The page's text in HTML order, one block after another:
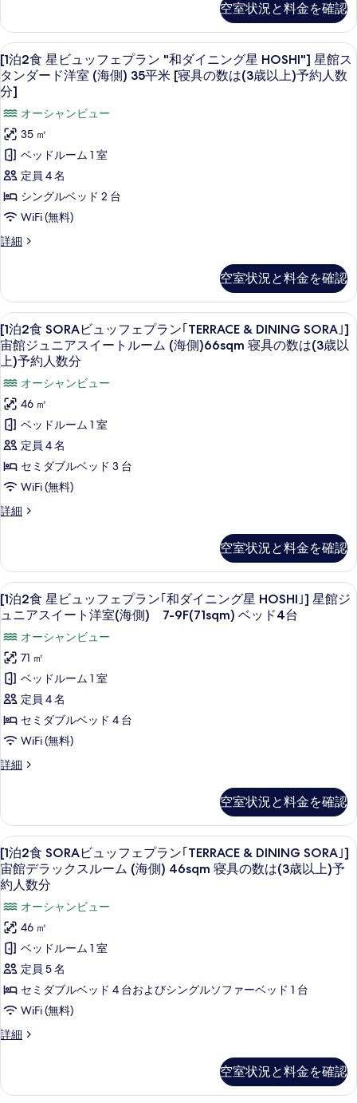
ン
｢和
ダ
イ
ニ
ン
グ
星
HOSHI｣]
星
館
ス
ン
ダ
ー
ド
洋
室
(山
側)
（35sqm）
※
具
数
は
(3
歳
以
上)
予
約
人
数
分
べ
て
の
写
真
を
表
示
す
る
星
ビ
ュ
ッ
フ
ェ
プ
ラ
ン
｢和
ダ
ニ
ン
星
ス
タ
ン
ダ
ー
洋
室
(山
側)
（35sqm）
※
寝
具
の
数
歳
以
上)
予
約
人
数
分
の
詳
細
空室状況と料金を確認
[1
泊
2
食
星
ビ
ュ
ッ
フ
ェ
ン
"和
ダ
イ
ニ
ン
グ
星
HOSHI"]
星
館
ス
ン
ダ
ー
ド
洋
室
(海
側)
35
平
米
の
数
は
(3
歳
以
上)
予
約
人
数
す
12
[1泊2食 星ビュッフェプラン "和ダイニング星 HOSHI"] 星館ス
タンダード洋室 (海側) 35平米 [寝具の数は(3歳以上)予約人数
分]
オーシャンビュー
35 ㎡
ベッドルーム 1 室
定員 4 名
シングルベッド 2 台
WiFi (無料)
詳細
[1
星
ビ
ュ
ッ
フ
ェ
プ
ラ
ン
"和
ダ
ニ
ン
星
ス
タ
ン
ダ
ド
洋
室
(海
側)
35
平
米
[寝
具
は
(3
歳
以
上)
予
約
人
数
分]
の
詳
細
空室状況と料金を確認
[1
泊
2
食
SORA
ビ
ュ
ッ
フ
ェ
プ
ン
｢TERRACE
&
DINING
SORA｣]
宙
館
ジ
ュ
ニ
ア
ー
ト
ル
ー
ム
(海
側)66sqm
寝
具
の
数
歳
13
[1泊2食 SORAビュッフェプラン｢TERRACE & DINING SORA｣]
宙館ジュニアスイートルーム (海側)66sqm 寝具の数は(3歳以
上)予約人数分
オーシャンビュー
46 ㎡
ベッドルーム 1 室
定員 4 名
セミダブルベッド 3 台
WiFi (無料)
詳細
[1
SORA
ビ
ュ
ッ
フ
ェ
プ
ラ
ン
｢TERRACE
DINING
SORA｣]
館
ア
ス
イ
ー
ト
ー
ム
(海
側)66sqm
寝
具
の
数
は
(3
上)
予
空室状況と料金を確認
[1
泊
2
食
星
ビ
ュ
ッ
ェ
ラ
ン
｢和
ダ
イ
ニ
ン
グ
星
HOSHI｣]
星
館
ュ
セーフティボックス (室内)、遮光カ
11
[1泊2食 星ビュッフェプラン｢和ダイニング星 HOSHI｣] 星館ジ
ュニアスイート洋室(海側) 7-9F(71sqm) ベッド4台
オーシャンビュー
71 ㎡
ベッドルーム 1 室
定員 4 名
セミダブルベッド 4 台
WiFi (無料)
詳細
[1
星
ビ
ュ
ッ
フ
ェ
プ
ラ
ン
｢和
ダ
ニ
ン
星
ジ
空室状況と料金を確認
[1
泊
2
食
SORA
ビ
ュ
ッ
フ
ェ
プ
ン
セーフティボックス (室内)、遮光カ
15
[1泊2食 SORAビュッフェプラン｢TERRACE & DINING SORA｣]
宙館デラックスルーム (海側) 46sqm 寝具の数は(3歳以上)予
約人数分
オーシャンビュー
46 ㎡
ベッドルーム 1 室
定員 5 名
セミダブルベッド 4 台およびシングルソファーベッド 1 台
WiFi (無料)
詳細
[1
SORA
空室状況と料金を確認